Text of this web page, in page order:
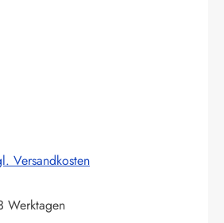
Versandkosten
Werktagen